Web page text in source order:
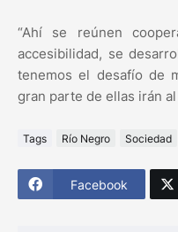
“Ahí se reúnen
accesibilidad, se
tenemos el desafío de
gran parte de ellas irán
Tags Río Negro Sociedad
Facebook